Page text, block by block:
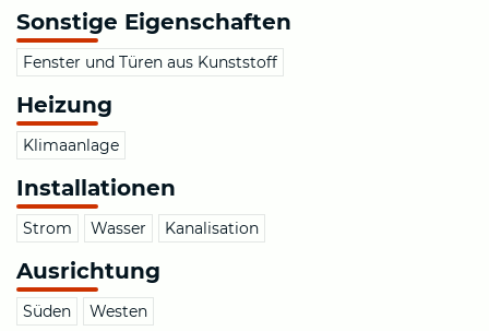
Sonstige Eigenschaften
Fenster und Türen aus Kunststoff
Heizung
Klimaanlage
Installationen
Strom Wasser Kanalisation
Ausrichtung
Süden Westen